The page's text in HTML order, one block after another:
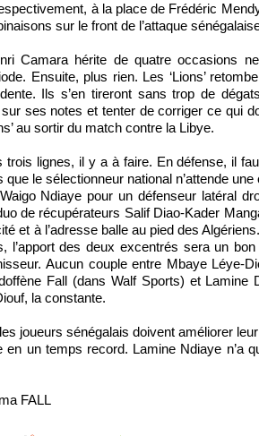
à la place de Frédéric
sur le front de l’attaque
Camara hérite de quatre occasions
Ensuite, plus rien. Les ‘Lions’
Ils s’en tireront sans trop de
ses notes et tenter de corriger ce qui
au sortir du match contre la Libye.
trois lignes, il y a à faire. En défense, il
que le sélectionneur national n’attende
Ndiaye pour un défenseur latéral
de récupérateurs Salif Diao-Kader
et à l’adresse balle au pied des
l’apport des deux excentrés sera un
Aucun couple entre Mbaye Léye-
Fall (dans Walf Sports) et
la constante.
joueurs sénégalais doivent améliorer
en un temps record. Lamine Ndiaye n’a
FALL